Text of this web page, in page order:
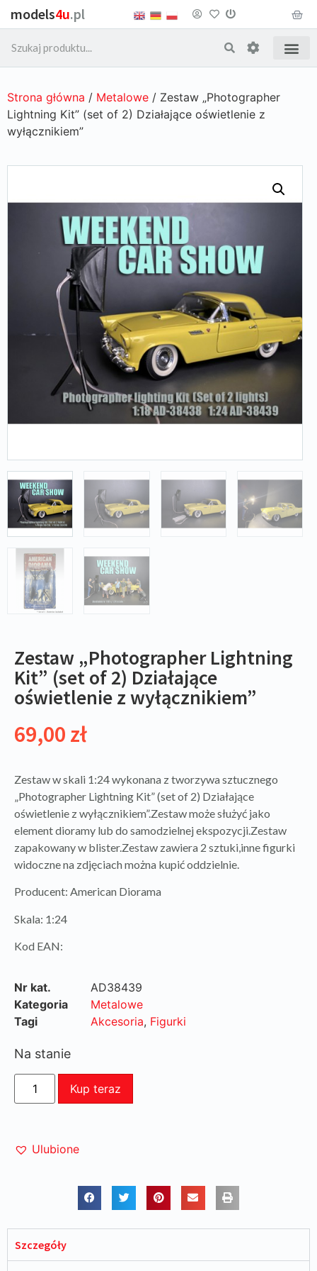
models4u.pl
Strona główna / Metalowe / Zestaw „Photographer
Lightning Kit” (set of 2) Działające oświetlenie z
wyłącznikiem”
Zestaw „Photographer Lightning
Kit” (set of 2) Działające
oświetlenie z wyłącznikiem”
69,00 zł
Zestaw w skali 1:24 wykonana z tworzywa sztucznego
„Photographer Lightning Kit” (set of 2) Działające
oświetlenie z wyłącznikiem”.Zestaw może służyć jako
element dioramy lub do samodzielnej ekspozycji.Zestaw
zapakowany w blister.Zestaw zawiera 2 sztuki,inne figurki
widoczne na zdjęciach można kupić oddzielnie.
Producent: American Diorama
Skala: 1:24
Kod EAN:
Nr kat.
AD38439
Kategoria
Metalowe
Tagi
Akcesoria, Figurki
Na stanie
Kup teraz
Ulubione
Szczegóły